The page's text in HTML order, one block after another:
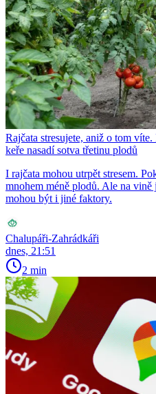
Rajčata stresujete, aniž o tom
keře nasadí sotva třetinu plodů
I rajčata mohou utrpět stresem.
mnohem méně plodů. Ale na
mohou být i jiné faktory.
Chalupáři-Zahrádkáři
dnes, 21:51
2 min